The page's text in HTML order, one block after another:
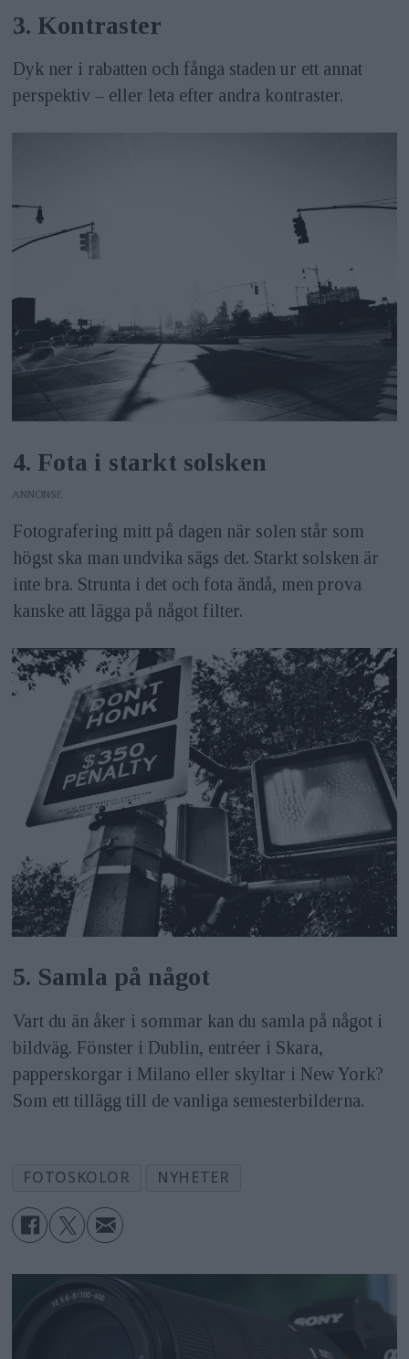
3. Kontraster
Dyk ner i rabatten och fånga staden ur ett annat
perspektiv – eller leta efter andra kontraster.
4. Fota i starkt solsken
ANNONS
Fotografering mitt på dagen när solen står som
högst ska man undvika sägs det. Starkt solsken är
inte bra. Strunta i det och fota ändå, men prova
kanske att lägga på något filter.
5. Samla på något
Vart du än åker i sommar kan du samla på något i
bildväg. Fönster i Dublin, entréer i Skara,
papperskorgar i Milano eller skyltar i New York?
Som ett tillägg till de vanliga semesterbilderna.
FOTOSKOLOR NYHETER